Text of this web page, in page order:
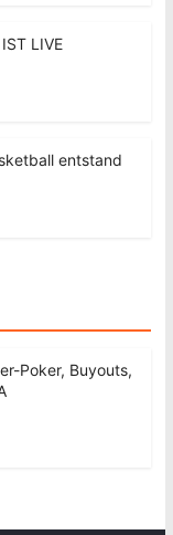
LIVE
entstand
Poker, Buyouts,